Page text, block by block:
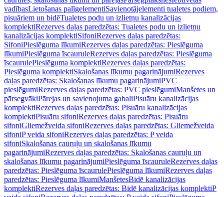
vadībasLietošanas palīgelementiSavienotājelementi tualetes podiem,
pisuāriem un bidēTualetes podu un izlietņu kanalizācijas
komplektiRezerves daļas paredzētas: Tualetes podu un izlietņu
kanalizācijas komplektiSifoniRezerves daļas paredzētas:
SifoniPieslēguma līkumiRezerves daļas paredzētas: Pieslēguma
līkumiPieslēguma īscauruleRezerves daļas paredzētas: Pieslēguma
īscaurulePieslēguma komplektiRezerves daļas paredzētas:
Pieslēguma komplektiSkalošanas līkumu pagarinājumiRezerves
daļas paredzētas: Skalošanas līkumu pagarinājumiPVC
pieslēgumiRezerves daļas paredzētas: PVC pieslēgumiManšetes un
pārsegvākiPārejas un savienojuma gabaliPisuāru kanalizācijas
komplektiRezerves daļas paredzētas: Pisuāru kanalizācijas
komplektiPisuāru sifoniRezerves daļas paredzētas: Pisuāru
sifoniGliemežveida sifoniRezerves daļas paredzētas: Gliemežveida
sifoniP veida sifoniRezerves daļas paredzētas: P veida
sifoniSkalošanas cauruļu un skalošanas līkumu
pagarinājumiRezerves daļas paredzētas: Skalošanas cauruļu un
skalošanas līkumu pagarinājumiPieslēguma īscauruleRezerves daļas
paredzētas: Pieslēguma īscaurulePieslēguma līkumiRezerves daļas
paredzētas: Pieslēguma līkumiManšetesBidē kanalizācijas
komplektiRezerves daļas paredzētas: Bidē kanalizācijas komplektiP